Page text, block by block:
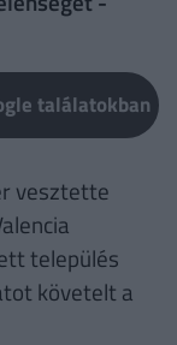
találatokban
vesztette
település
követelt a